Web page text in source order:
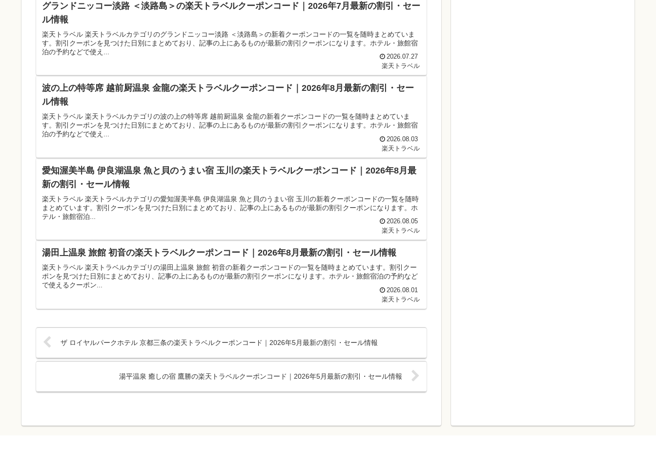
グランドニッコー淡路 ＜淡路島＞の楽天トラベルクーポンコード｜2026年7月最新の割引・セー
ル情報
楽天トラベル 楽天トラベルカテゴリのグランドニッコー淡路 ＜淡路島＞の新着クーポンコードの一覧を随時まとめていま
す。割引クーポンを見つけた日別にまとめており、記事の上にあるものが最新の割引クーポンになります。ホテル・旅館宿
泊の予約などで使え...
2026.07.27
楽天トラベル
波の上の特等席 越前厨温泉 金龍の楽天トラベルクーポンコード｜2026年8月最新の割引・セー
ル情報
楽天トラベル 楽天トラベルカテゴリの波の上の特等席 越前厨温泉 金龍の新着クーポンコードの一覧を随時まとめていま
す。割引クーポンを見つけた日別にまとめており、記事の上にあるものが最新の割引クーポンになります。ホテル・旅館宿
泊の予約などで使え...
2026.08.03
楽天トラベル
愛知渥美半島 伊良湖温泉 魚と貝のうまい宿 玉川の楽天トラベルクーポンコード｜2026年8月最
新の割引・セール情報
楽天トラベル 楽天トラベルカテゴリの愛知渥美半島 伊良湖温泉 魚と貝のうまい宿 玉川の新着クーポンコードの一覧を随時
まとめています。割引クーポンを見つけた日別にまとめており、記事の上にあるものが最新の割引クーポンになります。ホ
テル・旅館宿泊...
2026.08.05
楽天トラベル
湯田上温泉 旅館 初音の楽天トラベルクーポンコード｜2026年8月最新の割引・セール情報
楽天トラベル 楽天トラベルカテゴリの湯田上温泉 旅館 初音の新着クーポンコードの一覧を随時まとめています。割引クー
ポンを見つけた日別にまとめており、記事の上にあるものが最新の割引クーポンになります。ホテル・旅館宿泊の予約など
で使えるクーポン...
2026.08.01
楽天トラベル
ザ ロイヤルパークホテル 京都三条の楽天トラベルクーポンコード｜2026年5月最新の割引・セール情報
湯平温泉 癒しの宿 鷹勝の楽天トラベルクーポンコード｜2026年5月最新の割引・セール情報